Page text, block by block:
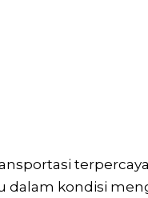
kondisi